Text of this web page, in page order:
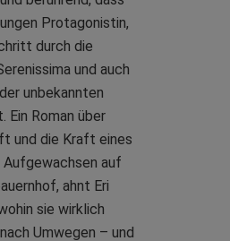
Protagonistin,
durch die
und auch
unbekannten
Ein Roman über
und die Kraft eines
Aufgewachsen auf
ahnt Eri
sie wirklich
Umwegen – und